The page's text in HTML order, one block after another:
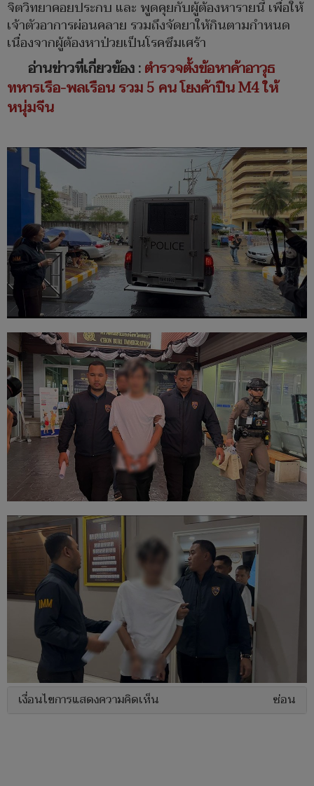
จิตวิทยาคอยประกบ และ พูดคุยกับผู้ต้องหารายนี้ เพื่อให้
เจ้าตัวอาการผ่อนคลาย รวมถึงจัดยาให้กินตามกำหนด
เนื่องจากผู้ต้องหาป่วยเป็นโรคซึมเศร้า
อ่านข่าวที่เกี่ยวข้อง :ตำรวจตั้งข้อหาค้าอาวุธ
ทหารเรือ-พลเรือน รวม 5 คน โยงค้าปืน M4 ให้
หนุ่มจีน
เงื่อนไขการแสดงความคิดเห็น ซ่อน